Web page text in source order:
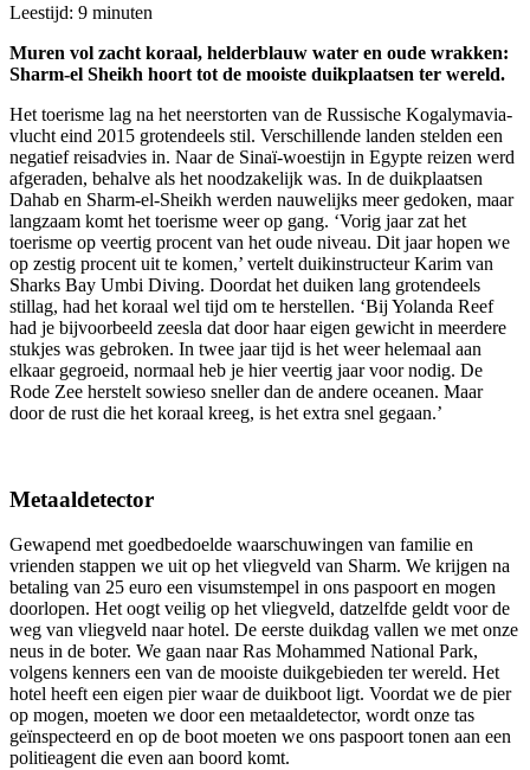
Leestijd: 9 minuten
Muren vol zacht koraal, helderblauw water en oude wrakken:
Sharm-el Sheikh hoort tot de mooiste duikplaatsen ter wereld.
Het toerisme lag na het neerstorten van de Russische Kogalymavia-
vlucht eind 2015 grotendeels stil. Verschillende landen stelden een
negatief reisadvies in. Naar de Sinaï-woestijn in Egypte reizen werd
afgeraden, behalve als het noodzakelijk was. In de duikplaatsen
Dahab en Sharm-el-Sheikh werden nauwelijks meer gedoken, maar
langzaam komt het toerisme weer op gang. ‘Vorig jaar zat het
toerisme op veertig procent van het oude niveau. Dit jaar hopen we
op zestig procent uit te komen,’ vertelt duikinstructeur Karim van
Sharks Bay Umbi Diving. Doordat het duiken lang grotendeels
stillag, had het koraal wel tijd om te herstellen. ‘Bij Yolanda Reef
had je bijvoorbeeld zeesla dat door haar eigen gewicht in meerdere
stukjes was gebroken. In twee jaar tijd is het weer helemaal aan
elkaar gegroeid, normaal heb je hier veertig jaar voor nodig. De
Rode Zee herstelt sowieso sneller dan de andere oceanen. Maar
door de rust die het koraal kreeg, is het extra snel gegaan.’
Metaaldetector
Gewapend met goedbedoelde waarschuwingen van familie en
vrienden stappen we uit op het vliegveld van Sharm. We krijgen na
betaling van 25 euro een visumstempel in ons paspoort en mogen
doorlopen. Het oogt veilig op het vliegveld, datzelfde geldt voor de
weg van vliegveld naar hotel. De eerste duikdag vallen we met onze
neus in de boter. We gaan naar Ras Mohammed National Park,
volgens kenners een van de mooiste duikgebieden ter wereld. Het
hotel heeft een eigen pier waar de duikboot ligt. Voordat we de pier
op mogen, moeten we door een metaaldetector, wordt onze tas
geïnspecteerd en op de boot moeten we ons paspoort tonen aan een
politieagent die even aan boord komt.